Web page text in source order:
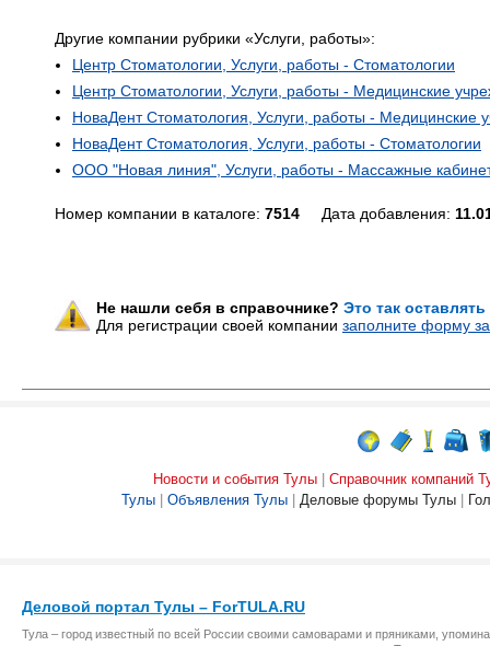
Другие компании рубрики «Услуги, работы»:
Центр Стоматологии, Услуги, работы - Стоматологии
Центр Стоматологии, Услуги, работы - Медицинские
НоваДент Стоматология, Услуги, работы - Медицинские
НоваДент Стоматология, Услуги, работы - Стоматологии
ООО "Новая линия", Услуги, работы - Массажные
Номер компании в каталоге: 7514 Дата добавления:
Не нашли себя в справочнике? Это так
Для регистрации своей компании заполните форму
Новости и события Тулы
Справочник компаний
Тулы
Объявления Тулы Деловые форумы Тулы
Деловой портал Тулы – ForTULA.RU
Тула – город известный по всей России своими самоварами и пряниками,